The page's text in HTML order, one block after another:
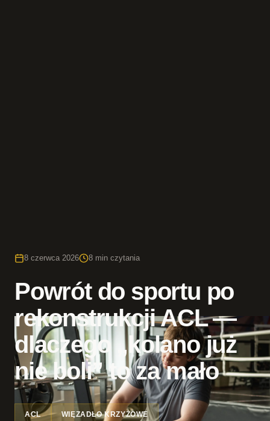
8 czerwca 2026 8 min czytania
Powrót do sportu po
rekonstrukcji ACL —
dlaczego „kolano już
nie boli” to za mało
ACL WIĘZADŁO KRZYŻOWE